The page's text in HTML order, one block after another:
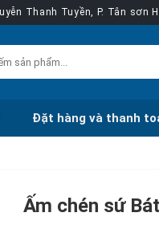
Thanh Tuyền, P. Tân sơn
Đặt hàng và thanh
Ấm chén sứ